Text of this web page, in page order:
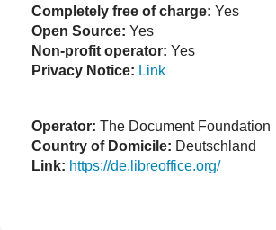
Completely free of charge: Yes
Open Source: Yes
Non-profit operator: Yes
Privacy Notice: Link
Operator: The Document Foundation
Country of Domicile: Deutschland
Link: https://de.libreoffice.org/